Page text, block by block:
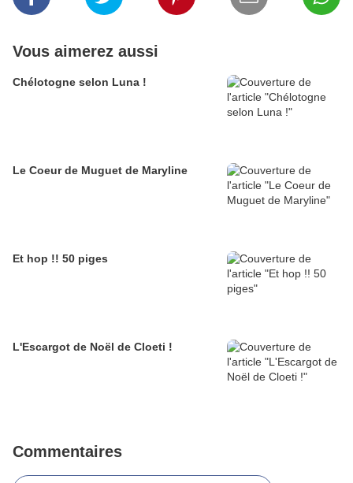
Vous aimerez aussi
Chélotogne selon Luna !
Le Coeur de Muguet de Maryline
Et hop !! 50 piges
L'Escargot de Noël de Cloeti !
Commentaires